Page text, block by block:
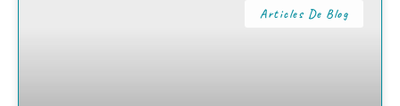
Articles De Blog